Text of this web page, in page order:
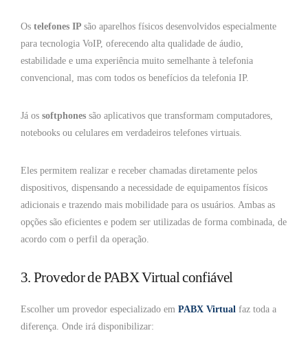
Os telefones IP são aparelhos físicos desenvolvidos especialmente
para tecnologia VoIP, oferecendo alta qualidade de áudio,
estabilidade e uma experiência muito semelhante à telefonia
convencional, mas com todos os benefícios da telefonia IP.
Já os softphones são aplicativos que transformam computadores,
notebooks ou celulares em verdadeiros telefones virtuais.
Eles permitem realizar e receber chamadas diretamente pelos
dispositivos, dispensando a necessidade de equipamentos físicos
adicionais e trazendo mais mobilidade para os usuários. Ambas as
opções são eficientes e podem ser utilizadas de forma combinada, de
acordo com o perfil da operação.
3. Provedor de PABX Virtual confiável
Escolher um provedor especializado em PABX Virtual faz toda a
diferença. Onde irá disponibilizar: